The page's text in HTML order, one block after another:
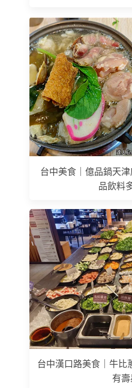
台中美食｜億品鍋天
品飲料
台中漢口路美食｜牛
有